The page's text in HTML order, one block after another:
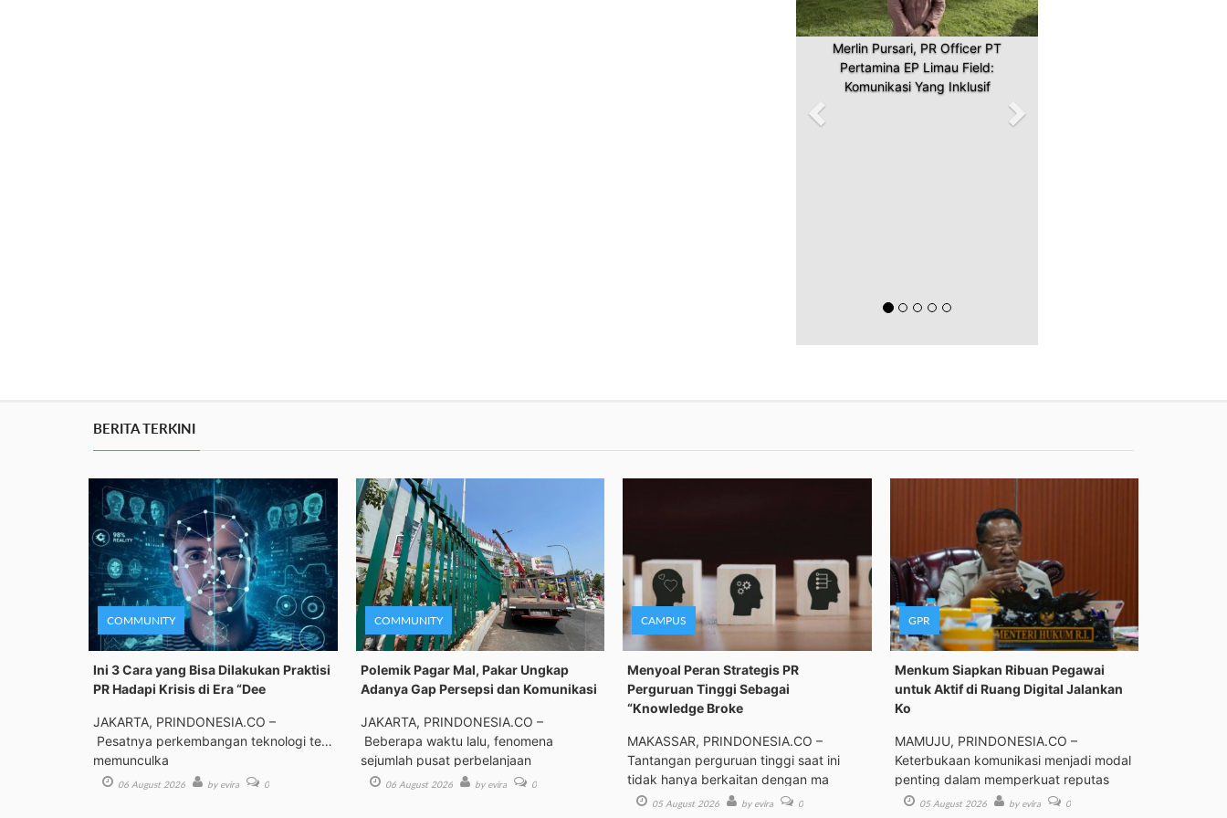
Merlin Pursari, PR Officer PT
Pertamina EP Limau Field:
Komunikasi Yang Inklusif
BERITA TERKINI
COMMUNITY
Ini 3 Cara yang Bisa Dilakukan Praktisi
PR Hadapi Krisis di Era “Dee
JAKARTA, PRINDONESIA.CO –
Pesatnya perkembangan teknologi telah
memunculka
06 August 2026 by evira 0
COMMUNITY
Polemik Pagar Mal, Pakar Ungkap
Adanya Gap Persepsi dan Komunikasi
JAKARTA, PRINDONESIA.CO –
Beberapa waktu lalu, fenomena
sejumlah pusat perbelanjaan
06 August 2026 by evira 0
CAMPUS
Menyoal Peran Strategis PR
Perguruan Tinggi Sebagai
“Knowledge Broke
MAKASSAR, PRINDONESIA.CO –
Tantangan perguruan tinggi saat ini
tidak hanya berkaitan dengan ma
05 August 2026 by evira 0
GPR
Menkum Siapkan Ribuan Pegawai
untuk Aktif di Ruang Digital Jalankan
Ko
MAMUJU, PRINDONESIA.CO –
Keterbukaan komunikasi menjadi modal
penting dalam memperkuat reputas
05 August 2026 by evira 0